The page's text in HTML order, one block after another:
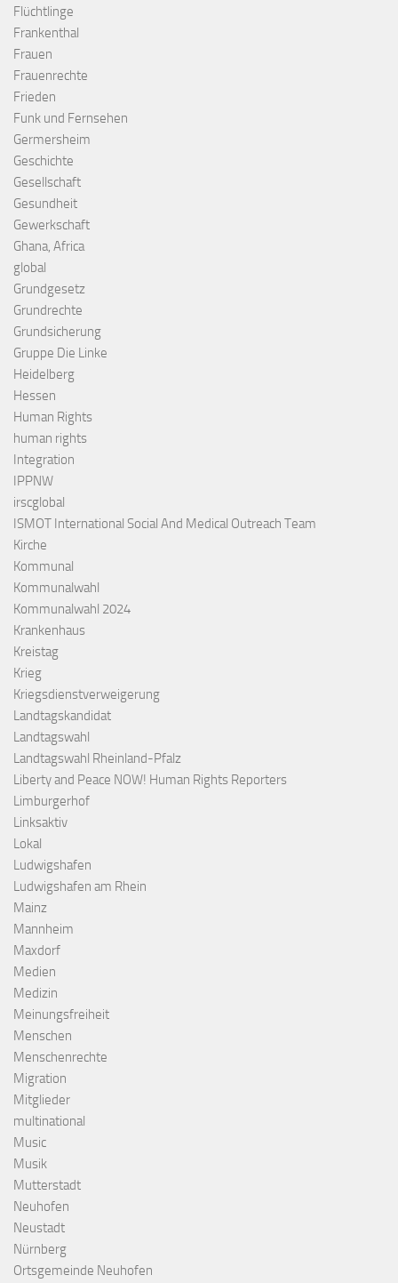
Flüchtlinge
Frankenthal
Frauen
Frauenrechte
Frieden
Funk und Fernsehen
Germersheim
Geschichte
Gesellschaft
Gesundheit
Gewerkschaft
Ghana, Africa
global
Grundgesetz
Grundrechte
Grundsicherung
Gruppe Die Linke
Heidelberg
Hessen
Human Rights
human rights
Integration
IPPNW
irscglobal
ISMOT International Social And Medical Outreach Team
Kirche
Kommunal
Kommunalwahl
Kommunalwahl 2024
Krankenhaus
Kreistag
Krieg
Kriegsdienstverweigerung
Landtagskandidat
Landtagswahl
Landtagswahl Rheinland-Pfalz
Liberty and Peace NOW! Human Rights Reporters
Limburgerhof
Linksaktiv
Lokal
Ludwigshafen
Ludwigshafen am Rhein
Mainz
Mannheim
Maxdorf
Medien
Medizin
Meinungsfreiheit
Menschen
Menschenrechte
Migration
Mitglieder
multinational
Music
Musik
Mutterstadt
Neuhofen
Neustadt
Nürnberg
Ortsgemeinde Neuhofen